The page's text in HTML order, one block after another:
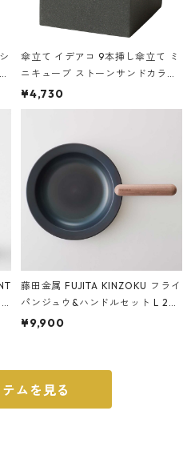
傘立て イデアコ 9本挿し傘立て ミ
ニキューブ ストーンサンドカラー
石調 ideaco Umbrella Stand CUB
E ストーンサンドブラック
¥4,730
藤田金属 FUJITA KINZOKU フライ
パンジュウ&ハンドルセット L 24c
m ガス火・IH対応 鉄フライパン
¥9,900
ムを見る